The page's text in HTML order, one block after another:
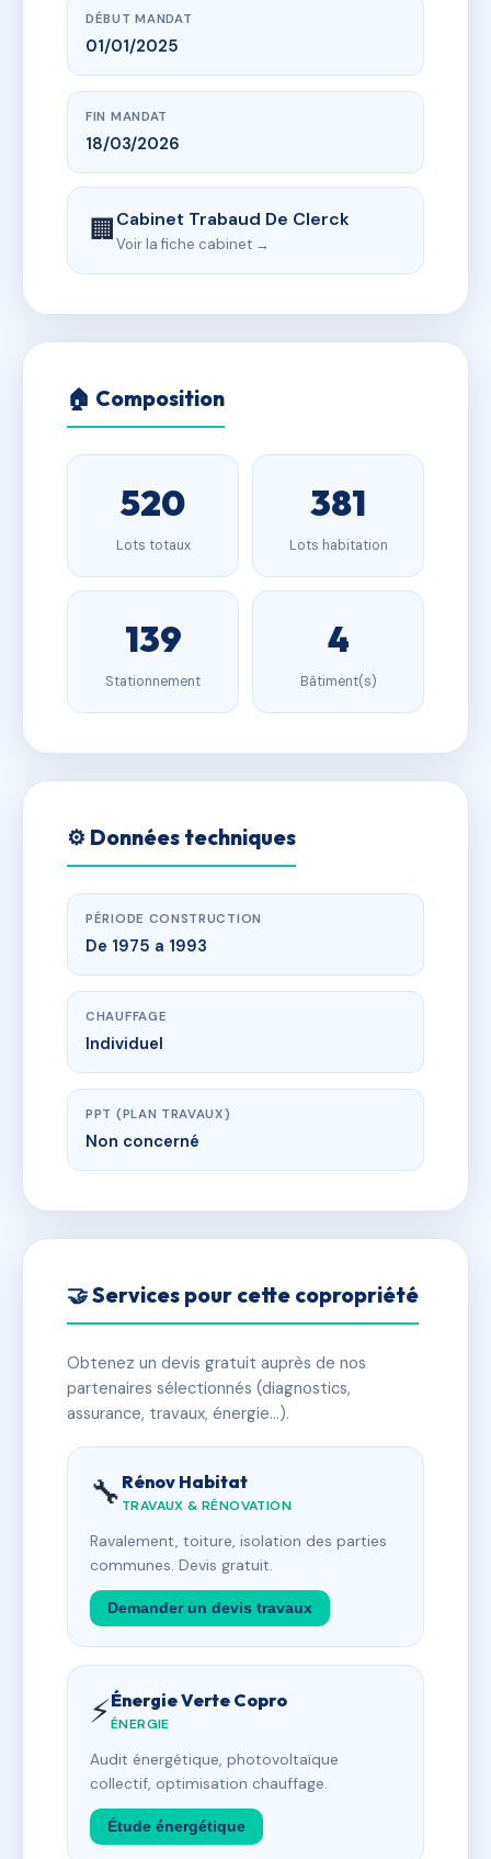
DÉBUT MANDAT
01/01/2025
FIN MANDAT
18/03/2026
🏢Cabinet Trabaud De Clerck
Voir la fiche cabinet →
🏠 Composition
520
Lots totaux
381
Lots habitation
139
Stationnement
4
Bâtiment(s)
⚙️ Données techniques
PÉRIODE CONSTRUCTION
De 1975 a 1993
CHAUFFAGE
Individuel
PPT (PLAN TRAVAUX)
Non concerné
🤝 Services pour cette copropriété
Obtenez un devis gratuit auprès de nos
partenaires sélectionnés (diagnostics,
assurance, travaux, énergie…).
🔧 Rénov Habitat
TRAVAUX & RÉNOVATION
Ravalement, toiture, isolation des parties
communes. Devis gratuit.
Demander un devis travaux
⚡Énergie Verte Copro
ÉNERGIE
Audit énergétique, photovoltaïque
collectif, optimisation chauffage.
Étude énergétique